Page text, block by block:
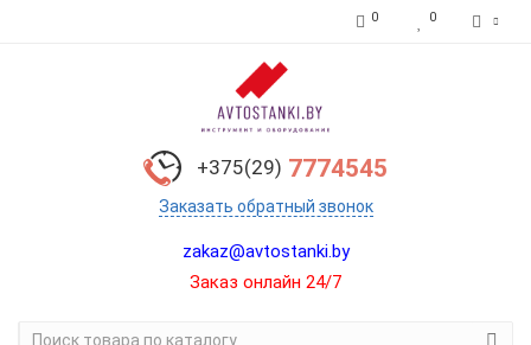
0 0
+375(29) 7774545
Заказать обратный звонок
zakaz@avtostanki.by
Заказ онлайн 24/7